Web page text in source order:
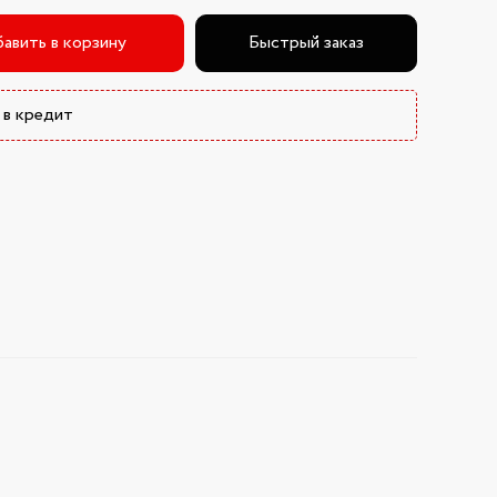
в корзину Быстрый заказ
кредит